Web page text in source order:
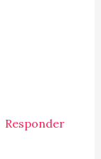
Responder